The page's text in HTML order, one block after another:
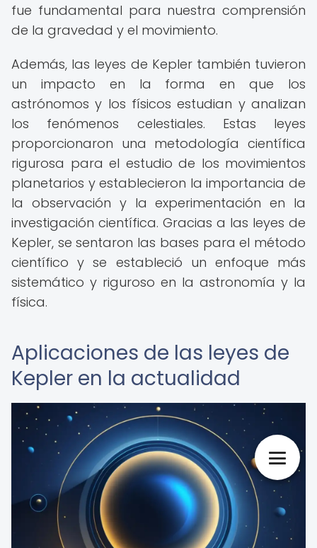
fue fundamental para nuestra comprensión
de la gravedad y el movimiento.
Además, las leyes de Kepler también tuvieron
un impacto en la forma en que los
astrónomos y los físicos estudian y analizan
los fenómenos celestiales. Estas leyes
proporcionaron una metodología científica
rigurosa para el estudio de los movimientos
planetarios y establecieron la importancia de
la observación y la experimentación en la
investigación científica. Gracias a las leyes de
Kepler, se sentaron las bases para el método
científico y se estableció un enfoque más
sistemático y riguroso en la astronomía y la
física.
Aplicaciones de las leyes de
Kepler en la actualidad